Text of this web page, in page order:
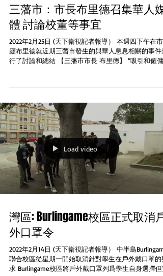
三藩市：市長布里德召集華人媒
體 討論校董等事宜
2022年2月25日 (天下衛視記者報導） 本週四下午在市
廳布里德就近期三藩市發生的與華人息息相關的事件
行了討論和總結 【三藩市市長 布里德】 “吸引和僱傭
的布里德表示正...
Load video
灣區: Burlingame校區正式取消戶
外口罩令
2022年2月14日 (天下衛視記者報導） 中半島
聯合校區從星期一開始取消針對學生在戶外戴口罩的
求 Burlingame校區將戶外戴口罩列爲學生自身選擇但